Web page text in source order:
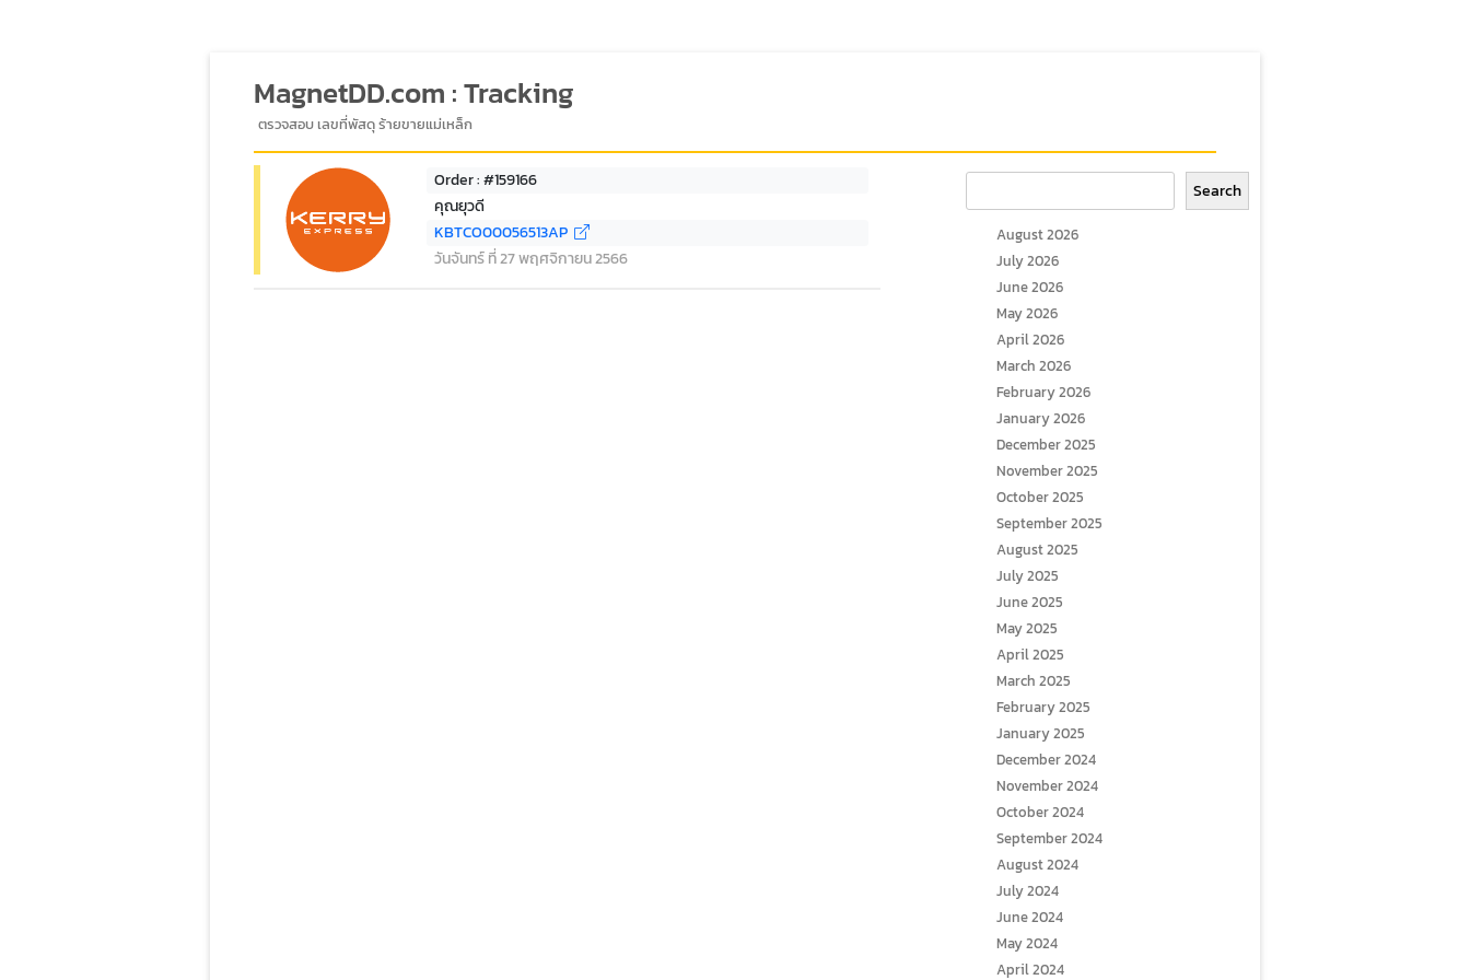
MagnetDD.com : Tracking
ตรวจสอบ เลขที่พัสดุ ร้ายขายแม่เหล็ก
Order : #159166
คุณยุวดี
KBTCO00056513AP
วันจันทร์ ที่ 27 พฤศจิกายน 2566
Search
August 2026
July 2026
June 2026
May 2026
April 2026
March 2026
February 2026
January 2026
December 2025
November 2025
October 2025
September 2025
August 2025
July 2025
June 2025
May 2025
April 2025
March 2025
February 2025
January 2025
December 2024
November 2024
October 2024
September 2024
August 2024
July 2024
June 2024
May 2024
April 2024